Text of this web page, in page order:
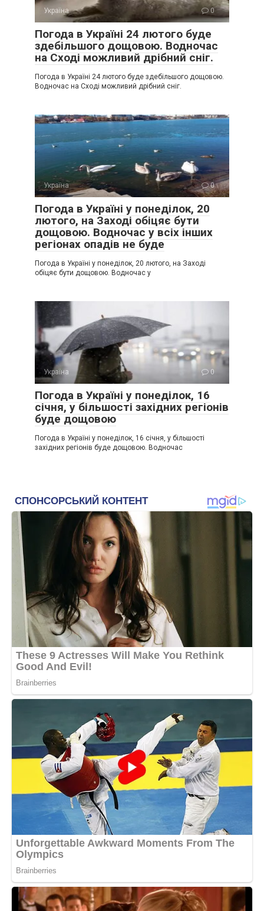
Україна 0
Погода в Україні 24 лютого буде
здебільшого дощовою. Водночас
на Сході можливий дрібний сніг.
Погода в Україні 24 лютого буде здебільшого дощовою.
Водночас на Сході можливий дрібний сніг.
Україна 0
Погода в Україні у понеділок, 20
лютого, на Заході обіцяє бути
дощовою. Водночас у всіх інших
регіонах опадів не буде
Погода в Україні у понеділок, 20 лютого, на Заході
обіцяє бути дощовою. Водночас у
Україна 0
Погода в Україні у понеділок, 16
січня, у більшості західних регіонів
буде дощовою
Погода в Україні у понеділок, 16 січня, у більшості
західних регіонів буде дощовою. Водночас